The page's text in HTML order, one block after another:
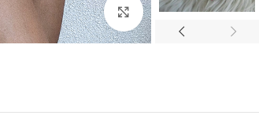
Click to enlarge